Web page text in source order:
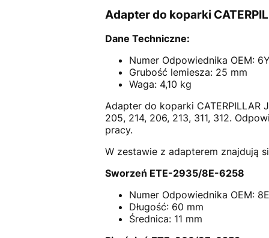
Adapter do koparki
Dane Techniczne:
Numer Odpowiednika OEM:
Grubość lemiesza: 25 mm
Waga: 4,10 kg
Adapter do koparki
205, 214, 206, 213, 311, 312.
pracy.
W zestawie z adapterem znajdują
Sworzeń ETE-2935/8E-6258
Numer Odpowiednika OEM:
Długość: 60 mm
Średnica: 11 mm